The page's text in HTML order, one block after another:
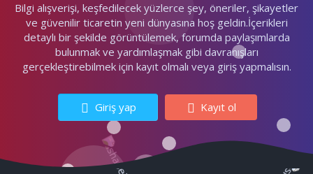
Bilgi alışverişi, keşfedilecek yüzlerce şey, öneriler, şikayetler
ve güvenilir ticaretin yeni dünyasına hoş geldin.İçerikleri
detaylı bir şekilde görüntülemek, forumda paylaşımlarda
bulunmak ve yardımlaşmak gibi davranışları
gerçekleştirebilmek için kayıt olmalı veya giriş yapmalısın.
Giriş yap Kayıt ol